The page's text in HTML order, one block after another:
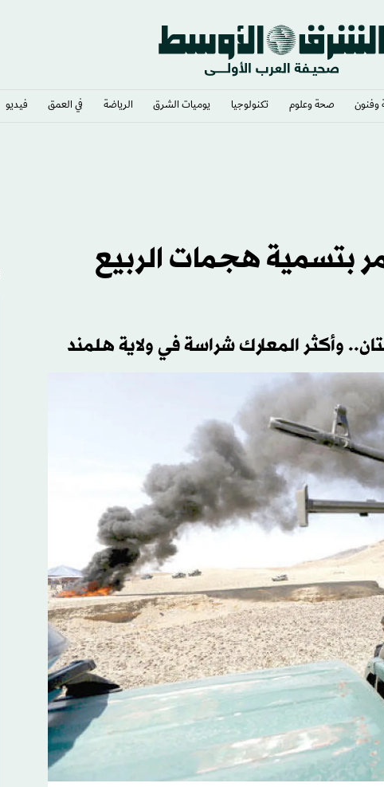
وفنون صحة وعلوم تكنولوجيا يوميات الشرق​ الرياضة في العمق فيديو
بتسمية هجمات الربيع